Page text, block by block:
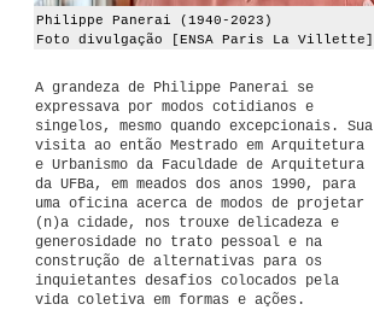
Philippe Panerai (1940-2023)
Foto divulgação [ENSA Paris La Villette]
A grandeza de Philippe Panerai se
expressava por modos cotidianos e
singelos, mesmo quando excepcionais. Sua
visita ao então Mestrado em Arquitetura
e Urbanismo da Faculdade de Arquitetura
da UFBa, em meados dos anos 1990, para
uma oficina acerca de modos de projetar
(n)a cidade, nos trouxe delicadeza e
generosidade no trato pessoal e na
construção de alternativas para os
inquietantes desafios colocados pela
vida coletiva em formas e ações.